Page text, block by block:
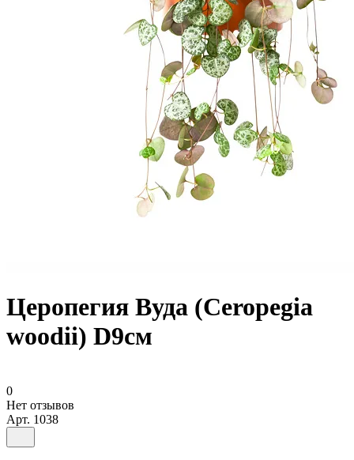
Церопегия Вуда (Ceropegia
woodii) D9см
0
Нет отзывов
Арт. 1038